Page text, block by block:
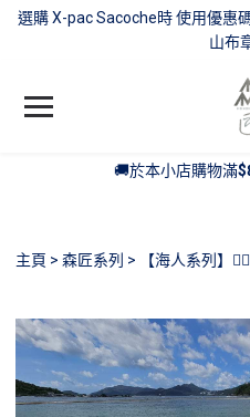
選購 X-pac Sacoche時 使用優惠
山布
🚚於本小店購物滿
主頁 森匠系列 【海人系列】🧜‍♂️